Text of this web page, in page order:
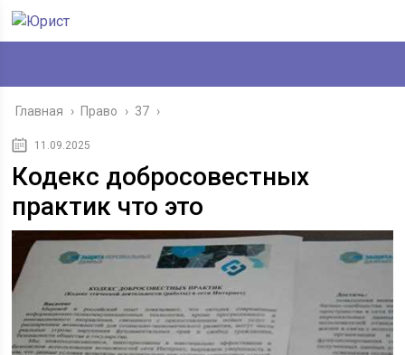
Главная › Право › 37 ›
11.09.2025
Кодекс добросовестных
практик что это